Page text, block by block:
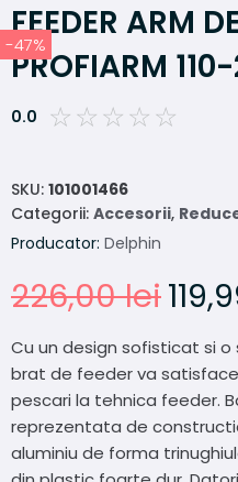
-47%
FEEDER ARM
PROFIARM
0.0 ☆ ☆ ☆ ☆ ☆
SKU: 101001466
Categorii: Accesorii,
Producator: Delphin
226,00lei
Cu un design sofisticat si
brat de feeder va
pescari la tehnica feeder.
reprezentata de
aluminiu de forma